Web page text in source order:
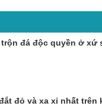
đá độc quyền ở xứ
đỏ và xa xỉ nhất trên